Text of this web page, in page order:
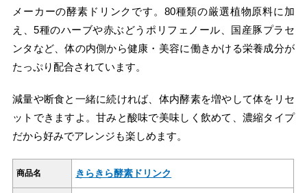
メーカーの酵素ドリンクです。80種類の厳選植物原料に加
え、5種のハーブや赤ぶどうポリフェノール、国産豚プラセ
ンタなど、体の内側から健康・美容に働きかける栄養成分が
たっぷり配合されています。
減量や断食と一緒に続ければ、体内酵素を増やして体をリセ
ットできますよ。甘みと酸味で美味しく飲めて、濃縮タイプ
だから好みでアレンジも楽しめます。
商品名 きらきら酵素ドリンク